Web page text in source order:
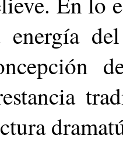
energía